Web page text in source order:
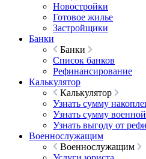
Новостройки
Готовое жилье
Застройщики
Банки
Банки
Список банков
Рефинансирование
Калькулятор
Калькулятор
Узнать сумму
Узнать сумму
Узнать выгоду от
Военнослужащим
Военнослужащим